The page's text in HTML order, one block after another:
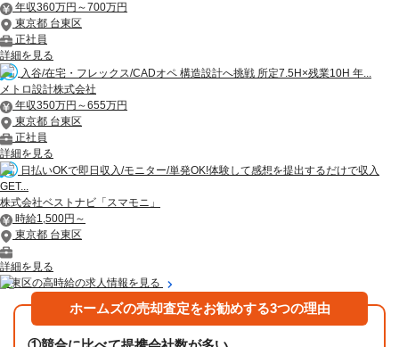
年収360万円～700万円
東京都 台東区
正社員
詳細を見る
入谷/在宅・フレックス/CADオペ 構造設計へ挑戦 所定7.5H×残業10H 年...
メトロ設計株式会社
年収350万円～655万円
東京都 台東区
正社員
詳細を見る
日払いOKで即日収入/モニター/単発OK!体験して感想を提出するだけで収入
GET...
株式会社ベストナビ「スマモニ」
時給1,500円～
東京都 台東区
詳細を見る
台東区の高時給の求人情報を見る
ホームズの売却査定をお勧めする3つの理由